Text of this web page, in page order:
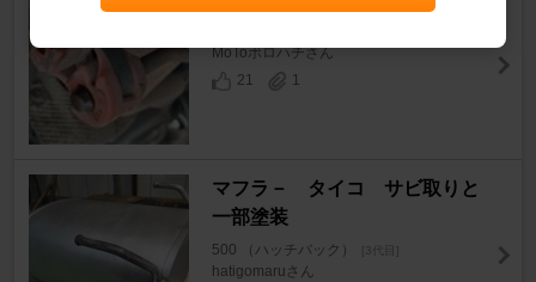
MoToボロハチさん
21
1
マフラ－ タイコ サビ取りと
一部塗装
500 （ハッチバック） [3代目]
hatigomaruさん